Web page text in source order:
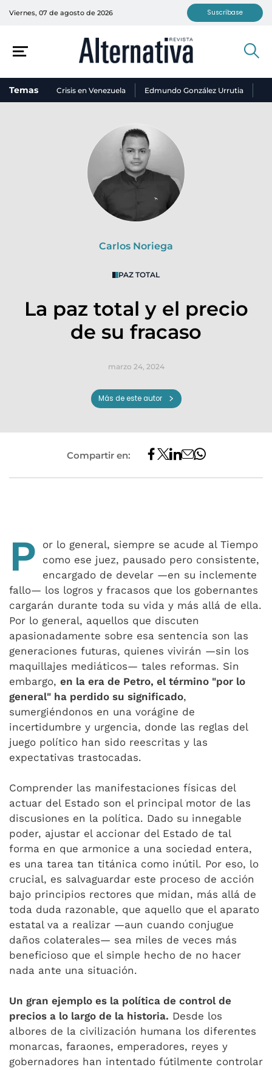
Viernes, 07 de agosto de 2026 Suscríbase
Temas Crisis en Venezuela Edmundo González Urrutia
Carlos Noriega
PAZ TOTAL
La paz total y el precio
de su fracaso
marzo 24, 2024
Más de este autor
Compartir en:
P
or lo general, siempre se acude al Tiempo
como ese juez, pausado pero consistente,
encargado de develar —en su inclemente
fallo— los logros y fracasos que los gobernantes
cargarán durante toda su vida y más allá de ella.
Por lo general, aquellos que discuten
apasionadamente sobre esa sentencia son las
generaciones futuras, quienes vivirán —sin los
maquillajes mediáticos— tales reformas. Sin
embargo, en la era de Petro, el término "por lo
general" ha perdido su significado,
sumergiéndonos en una vorágine de
incertidumbre y urgencia, donde las reglas del
juego político han sido reescritas y las
expectativas trastocadas.
Comprender las manifestaciones físicas del
actuar del Estado son el principal motor de las
discusiones en la política. Dado su innegable
poder, ajustar el accionar del Estado de tal
forma en que armonice a una sociedad entera,
es una tarea tan titánica como inútil. Por eso, lo
crucial, es salvaguardar este proceso de acción
bajo principios rectores que midan, más allá de
toda duda razonable, que aquello que el aparato
estatal va a realizar —aun cuando conjugue
daños colaterales— sea miles de veces más
beneficioso que el simple hecho de no hacer
nada ante una situación.
Un gran ejemplo es la política de control de
precios a lo largo de la historia. Desde los
albores de la civilización humana los diferentes
monarcas, faraones, emperadores, reyes y
gobernadores han intentado fútilmente controlar